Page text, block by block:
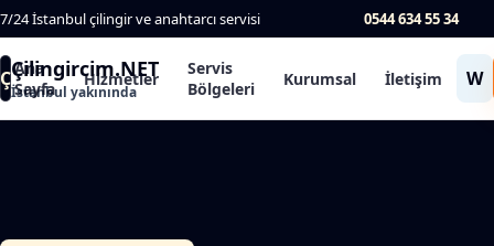
7/24 İstanbul çilingir ve anahtarcı servisi 0544 634 55 34
ÇÇilingircim.NET
İstanbul yakınında
Ana
Sayfa
Hizmetler
Servis
Bölgeleri
Kurumsal İletişim W